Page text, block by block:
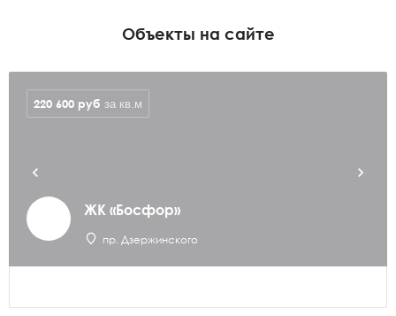
Объекты на сайте
ЖК «Босфор»
пр. Дзержинского
220 600 руб за кв.м